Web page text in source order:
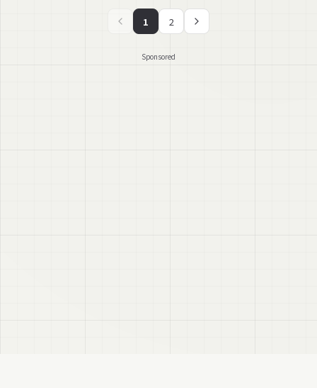
リス 狐薄 狐雪 ユリスフィア
ミュリシア おもち ここあ 薄荷
ノイズ 杏里 碼希カリンあのん
1 2
Sponsored